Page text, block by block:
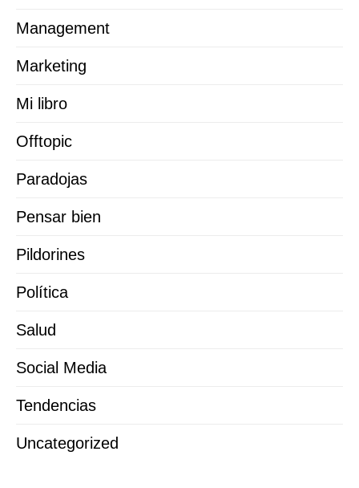
Management
Marketing
Mi libro
Offtopic
Paradojas
Pensar bien
Pildorines
Política
Salud
Social Media
Tendencias
Uncategorized